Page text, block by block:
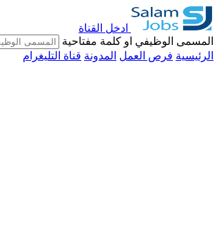
ادخل القناة
المسمى الوظيفي او كلمة مفتاحية
الرئيسية فرص العمل المدونة قناة التليغرام